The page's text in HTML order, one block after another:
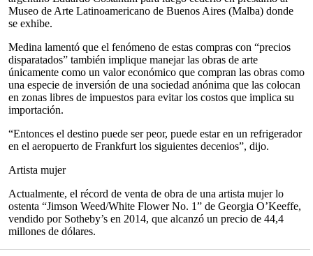
Museo de Arte Latinoamericano de Buenos Aires (Malba) donde
se exhibe.
Medina lamentó que el fenómeno de estas compras con “precios
disparatados” también implique manejar las obras de arte
únicamente como un valor económico que compran las obras como
una especie de inversión de una sociedad anónima que las colocan
en zonas libres de impuestos para evitar los costos que implica su
importación.
“Entonces el destino puede ser peor, puede estar en un refrigerador
en el aeropuerto de Frankfurt los siguientes decenios”, dijo.
Artista mujer
Actualmente, el récord de venta de obra de una artista mujer lo
ostenta “Jimson Weed/White Flower No. 1” de Georgia O’Keeffe,
vendido por Sotheby’s en 2014, que alcanzó un precio de 44,4
millones de dólares.